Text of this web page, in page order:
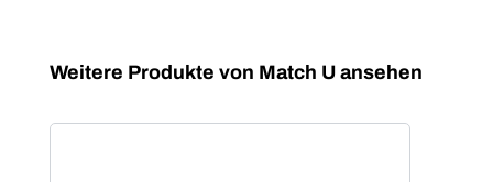
Produktgalerie überspringen
Weitere Produkte von Match U ansehen